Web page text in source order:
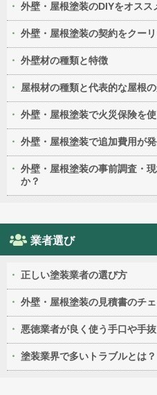
外壁・屋根塗装のDIYをオスス
外壁・屋根塗装の契約をクー
外壁材の種類と特徴
屋根材の種類と代表的な屋根
外壁・屋根塗装で火災保険を
外壁・屋根塗装で追加費用が
外壁・屋根塗装の事前調査・
か？
業者選び
正しい塗装業者の選び方
外壁・屋根塗装の見積書のチ
悪徳業者が良く使う手口や手
塗装業界で多いトラブルとは？